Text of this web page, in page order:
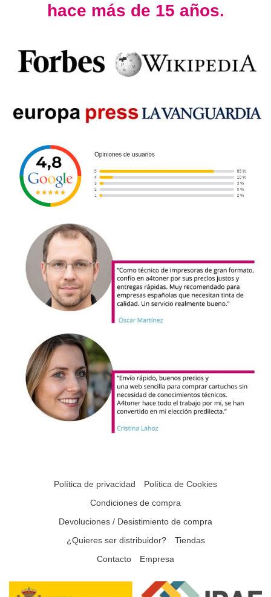
hace más de 15 años.
Política de privacidad
Política de Cookies
Condiciones de compra
Devoluciones / Desistimiento de compra
¿Quieres ser distribuidor?
Tiendas
Contacto
Empresa